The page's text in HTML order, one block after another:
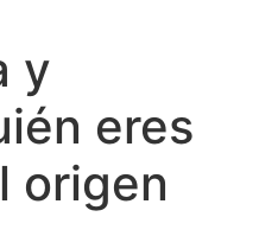
y
eres
origen